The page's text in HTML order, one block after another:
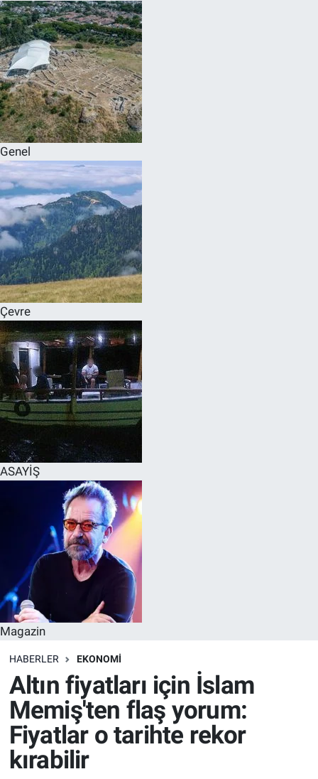
Genel
Çevre
ASAYİŞ
Magazin
HABERLER EKONOMI
Altın fiyatları için İslam
Memiş'ten flaş yorum:
Fiyatlar o tarihte rekor
kırabilir